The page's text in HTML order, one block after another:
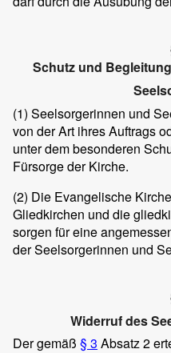
Schutz und
(1) Seelsorgerinnen und
von der Art ihres Auftrags
unter dem besonderen
Fürsorge der Kirche.
(2) Die Evangelische
Gliedkirchen und die
sorgen für eine
der Seelsorgerinnen und
Widerruf des
Der gemäß § 3 Absatz 2